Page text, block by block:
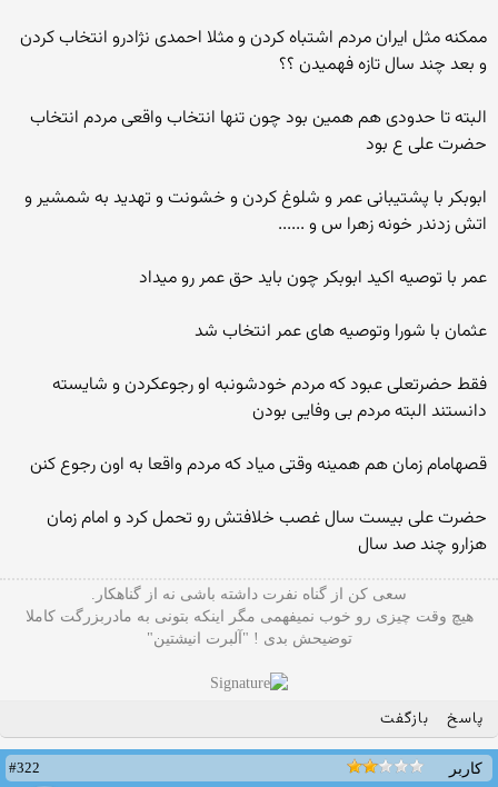
ممکنه مثل ایران مردم اشتباه کردن و مثلا احمدی نژادرو انتخاب کردن
و بعد چند سال تازه فهمیدن ؟؟
البته تا حدودی هم همین بود چون تنها انتخاب واقعی مردم انتخاب
حضرت علی ع بود
ابوبکر با پشتیبانی عمر و شلوغ کردن و خشونت و تهدید به شمشیر و
اتش زدندر خونه زهرا س و ......
عمر با توصیه اکید ابوبکر چون باید حق عمر رو میداد
عثمان با شورا وتوصیه های عمر انتخاب شد
فقط حضرتعلی عبود که مردم خودشونبه او رجوعکردن و شایسته
دانستند البته مردم بی وفایی بودن
قصهامام زمان هم همینه وقتی میاد که مردم واقعا به اون رجوع کنن
حضرت علی بیست سال غصب خلافتش رو تحمل کرد و امام زمان
هزارو چند صد سال
سعی کن از گناه نفرت داشته باشی نه از گناهکار.
هیچ وقت چیزی رو خوب نمیفهمی مگر اینکه بتونی به مادربزرگت کاملا
توضیحش بدی ! "آلبرت انیشتین"
پاسخ بازگفت
کاربر
#322